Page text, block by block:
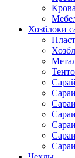
Хозблоки